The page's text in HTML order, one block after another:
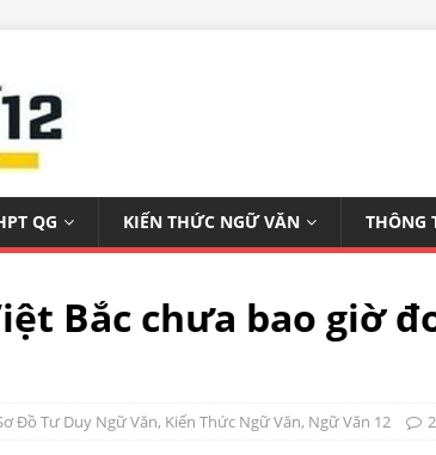
QG KIẾN THỨC NGỮ VĂN THÔNG
Bắc chưa bao giờ
Đồ Tư Duy Ngữ Văn, Kiến Thức Ngữ Văn, Ngữ Văn 12 2